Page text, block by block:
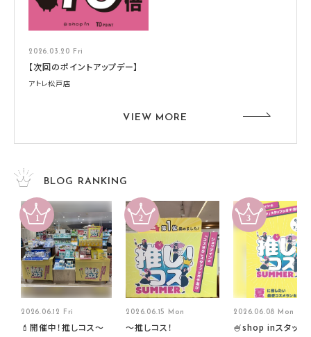
2026.03.20 Fri
【次回のポイントアップデー】
アトレ松戸店
VIEW MORE
BLOG RANKING
2026.06.12 Fri
💄開催中！推しコス〜
2026.06.15 Mon
～推しコス！
2026.06.08 Mon
🍧shop inスタッフ